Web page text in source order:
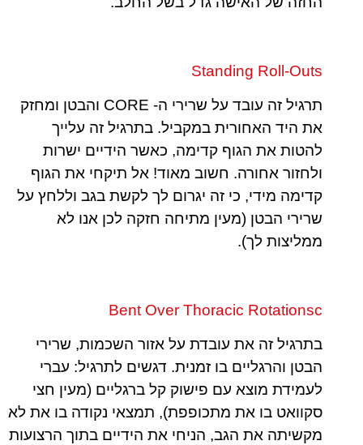
Standing Roll-Outs
תרגיל זה עובד על שרירי ה- CORE והבטן ומחזק
את היד האחורית במקביל. בתרגיל זה עלייך
להטות את הגוף קדימה, כאשר הידיים ישרות
ולחזור אחורה. חשוב מאוד! אל תיקחי את הגוף
קדימה מידי, כי זה יגרום לך לקשת בגב וללחץ על
שרירי הבטן (מעין מתיחה חזקה לכן אנו לא
ממליצות לך).
Bent Over Thoracic Rotationsc
בתרגיל זה את עובדת על אזור השכמות, שרירי
הבטן והרגליים בו זמנית. דגשים לתרגיל: עברי
לעמידת מוצא עם פישוק קל ברגליים (מעין חצי
סקוואט בו את מתכופפת), תמצאי נקודה בו את לא
מקשיתה את הגב, הניחי את הידיים בתוך הרצועות